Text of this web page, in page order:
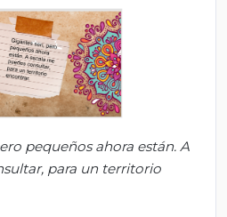
pequeños ahora están. A
para un territorio